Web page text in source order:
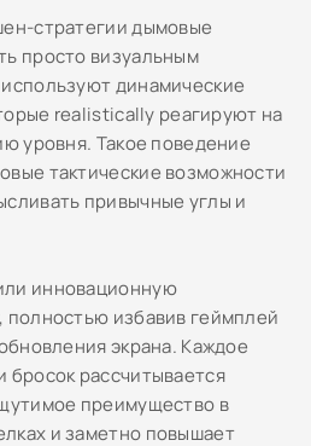
стратегии дымовые
просто визуальным
динамические
realistically реагируют на
уровня. Такое поведение
тактические возможности
привычные углы и
инновационную
полностью избавив геймплей
экрана. Каждое
рассчитывается
преимущество в
и заметно повышает